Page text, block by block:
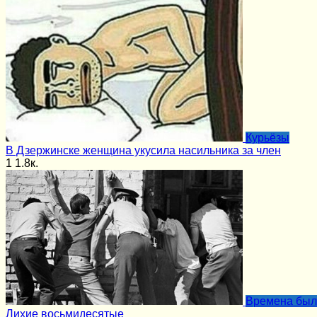
Курьёзы
В Дзержинске женщина укусила насильника за член
1 1.8к.
Времена
Лихие восьмидесятые